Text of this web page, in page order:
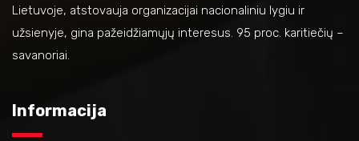
Lietuvoje, atstovauja organizacijai nacionaliniu lygiu ir
užsienyje, gina pažeidžiamųjų interesus. 95 proc. karitiečių –
savanoriai.
Informacija